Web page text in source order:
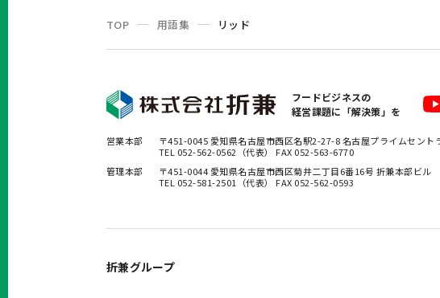
TOP 用語集 リッド
フードビジネスの
経営課題に「解決策」を
営業本部
〒451-0045 愛知県名古屋市西区名駅2-27-8 名古屋プライムセント
TEL 052-562-0562（代表） FAX 052-563-6770
管理本部
〒451-0044 愛知県名古屋市西区菊井二丁目6番16号 折兼本部ビル
TEL 052-581-2501（代表） FAX 052-562-0593
折兼グループ